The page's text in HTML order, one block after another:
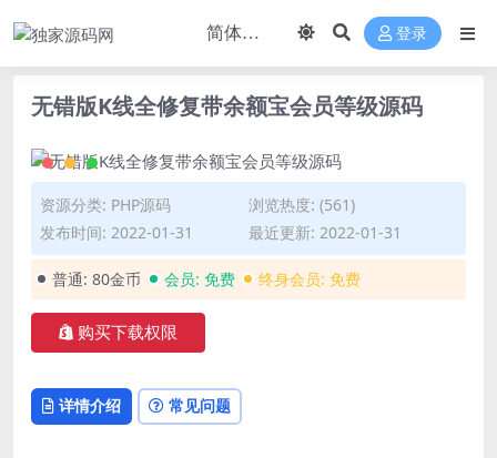
登录
无错版K线全修复带余额宝会员等级源码
资源分类: PHP源码
浏览热度: (561)
发布时间: 2022-01-31
最近更新: 2022-01-31
普通: 80金币 会员: 免费 终身会员: 免费
购买下载权限
详情介绍 常见问题